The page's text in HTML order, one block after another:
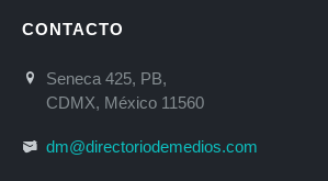
CONTACTO
Seneca 425, PB,
CDMX, México 11560
dm@directoriodemedios.com